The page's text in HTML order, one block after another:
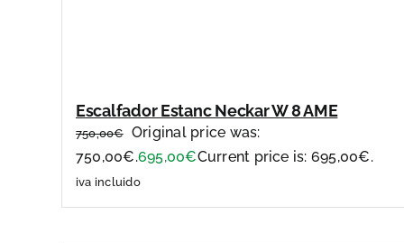
Escalfador Estanc Neckar W 8 AME
750,00€
Original price was:
750,00€.695,00€Current price is: 695,00€.
iva incluido